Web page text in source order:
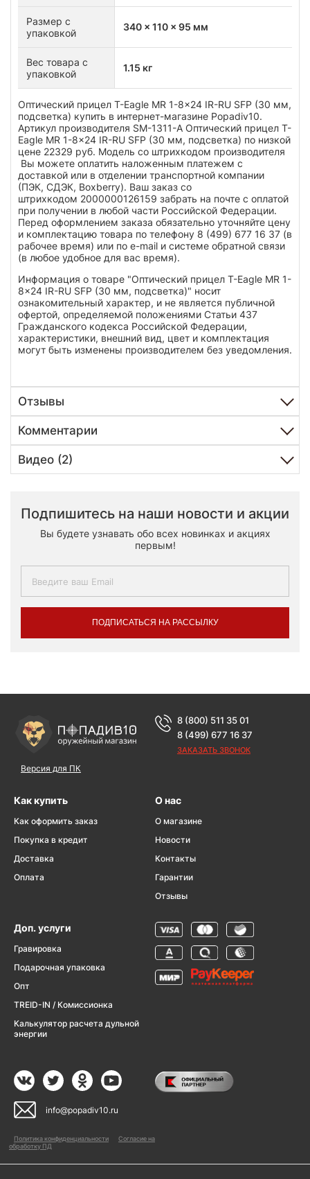
Размер с
упаковкой
340 x 110 x 95 мм
Вес товара с
упаковкой
1.15 кг
Оптический прицел T-Eagle MR 1-8x24 IR-RU SFP (30 мм,
подсветка) купить в интернет-магазине Popadiv10.
Артикул производителя SM-1311-A Оптический прицел T-
Eagle MR 1-8x24 IR-RU SFP (30 мм, подсветка) по низкой
цене 22329 руб. Модель со штрихкодом производителя
Вы можете оплатить наложенным платежем с
доставкой или в отделении транспортной компании
(ПЭК, СДЭК, Boxberry). Ваш заказ со
штрихкодом 2000000126159 забрать на почте с оплатой
при получении в любой части Российской Федерации.
Перед оформлением заказа обязательно уточняйте цену
и комплектацию товара по телефону 8 (499) 677 16 37 (в
рабочее время) или по e-mail и системе обратной связи
(в любое удобное для вас время).
Информация о товаре "Оптический прицел T-Eagle MR 1-
8x24 IR-RU SFP (30 мм, подсветка)" носит
ознакомительный характер, и не является публичной
офертой, определяемой положениями Статьи 437
Гражданского кодекса Российской Федерации,
характеристики, внешний вид, цвет и комплектация
могут быть изменены производителем без уведомления.
Отзывы
Комментарии
Видео (2)
Подпишитесь на наши новости и акции
Вы будете узнавать обо всех новинках и акциях
первым!
ПОДПИСАТЬСЯ НА РАССЫЛКУ
Версия для ПК
8 (800) 511 35 01
8 (499) 677 16 37
ЗАКАЗАТЬ ЗВОНОК
Как купить
Как оформить заказ
Покупка в кредит
Доставка
Оплата
О нас
О магазине
Новости
Контакты
Гарантии
Отзывы
Доп. услуги
Гравировка
Подарочная упаковка
Опт
TREID-IN / Комиссионка
Калькулятор расчета дульной
энергии
info@popadiv10.ru
Политика конфиденциальности
Согласие на
обработку ПД